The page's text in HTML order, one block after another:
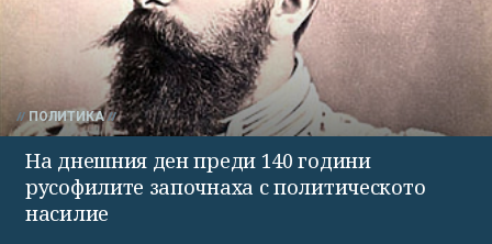
ПОЛИТИКА
На днешния ден преди 140 години
русофилите започнаха с политическото
насилие